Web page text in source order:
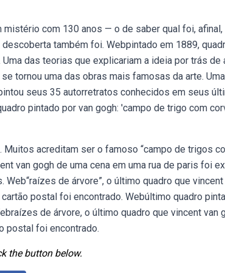
com 130 anos — o de saber qual foi, afinal,
também foi. Webpintado em 1889,
das teorias que explicariam a ideia por trás de
tornou uma das obras mais famosas da arte.
seus 35 autorretratos conhecidos em seus
pintado por van gogh: 'campo de trigo com
Muitos acreditam ser o famoso “campo de trigos
van gogh de uma cena em uma rua de paris foi
de árvore”, o último quadro que vincent
postal foi encontrado. Webúltimo quadro
de árvore, o último quadro que vincent van
postal foi encontrado.
the button below.